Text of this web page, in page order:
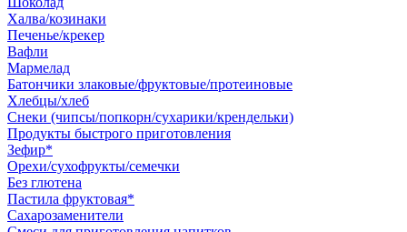
Халва/козинаки
Печенье/крекер
Вафли
Мармелад
Батончики злаковые/фруктовые/протеиновые
Хлебцы/хлеб
Снеки (чипсы/попкорн/сухарики/крендельки)
Продукты быстрого приготовления
Зефир*
Орехи/сухофрукты/семечки
Без глютена
Пастила фруктовая*
Сахарозаменители